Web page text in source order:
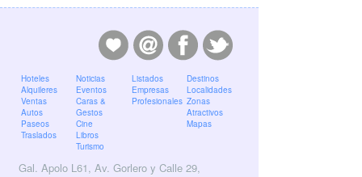
Hoteles
Alquileres
Ventas
Autos
Paseos
Traslados
Noticias
Eventos
Caras &
Gestos
Cine
Libros
Turismo
Listados
Empresas
Profesionales
Destinos
Localidades
Zonas
Atractivos
Mapas
Gal. Apolo L61, Av. Gorlero y Calle 29,